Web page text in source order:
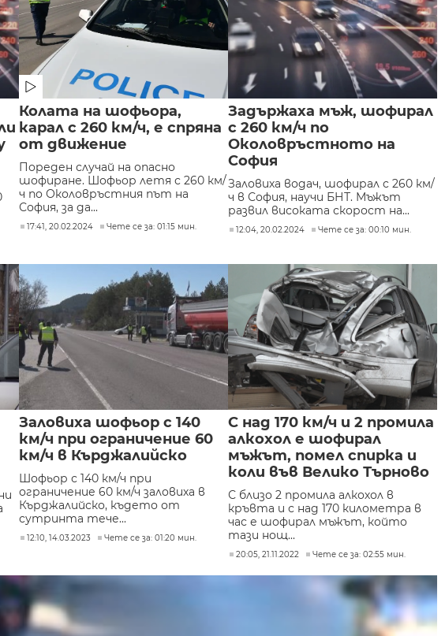
Колата на шофьора,
карал с 260 км/ч, е спряна
от движение
Пореден случай на опасно
шофиране. Шофьор летя с 260 км/
ч по Околовръстния път на
София, за да...
17:41, 20.02.2024 Чете се за: 01:15 мин.
Задържаха мъж, шофирал
с 260 км/ч по
Околовръстното на
София
Заловиха водач, шофирал с 260 км/
ч в София, научи БНТ. Мъжът
развил високата скорост на...
12:04, 20.02.2024 Чете се за: 00:10 мин.
Заловиха шофьор с 140
км/ч при ограничение 60
км/ч в Кърджалийско
Шофьор с 140 км/ч при
ограничение 60 км/ч заловиха в
Кърджалийско, където от
сутринта тече...
12:10, 14.03.2023 Чете се за: 01:20 мин.
С над 170 км/ч и 2 промила
алкохол е шофирал
мъжът, помел спирка и
коли във Велико Търново
С близо 2 промила алкохол в
кръвта и с над 170 километра в
час е шофирал мъжът, който
тази нощ...
20:05, 21.11.2022 Чете се за: 02:55 мин.